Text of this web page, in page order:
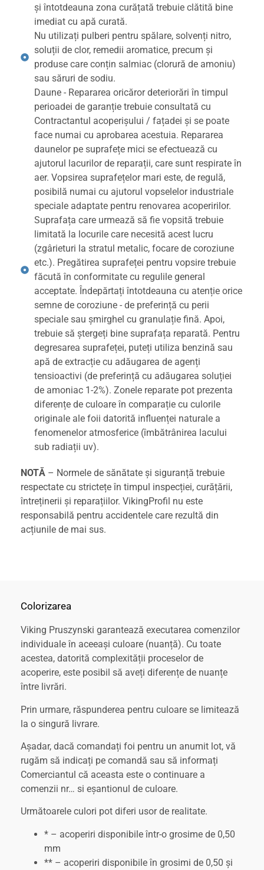
și întotdeauna zona curățată trebuie clătită bine
imediat cu apă curată.
Nu utilizați pulberi pentru spălare, solvenți nitro,
soluții de clor, remedii aromatice, precum și
produse care conțin salmiac (clorură de amoniu)
sau săruri de sodiu.
Daune - Repararea oricăror deteriorări în timpul
perioadei de garanție trebuie consultată cu
Contractantul acoperișului / fațadei și se poate
face numai cu aprobarea acestuia. Repararea
daunelor pe suprafețe mici se efectuează cu
ajutorul lacurilor de reparații, care sunt respirate în
aer. Vopsirea suprafețelor mari este, de regulă,
posibilă numai cu ajutorul vopselelor industriale
speciale adaptate pentru renovarea acoperirilor.
Suprafața care urmează să fie vopsită trebuie
limitată la locurile care necesită acest lucru
(zgârieturi la stratul metalic, focare de coroziune
etc.). Pregătirea suprafeței pentru vopsire trebuie
făcută în conformitate cu regulile general
acceptate. Îndepărtați întotdeauna cu atenție orice
semne de coroziune - de preferință cu perii
speciale sau șmirghel cu granulație fină. Apoi,
trebuie să ștergeți bine suprafața reparată. Pentru
degresarea suprafeței, puteți utiliza benzină sau
apă de extracție cu adăugarea de agenți
tensioactivi (de preferință cu adăugarea soluției
de amoniac 1-2%). Zonele reparate pot prezenta
diferențe de culoare în comparație cu culorile
originale ale foii datorită influenței naturale a
fenomenelor atmosferice (îmbătrânirea lacului
sub radiații uv).
NOTĂ – Normele de sănătate și siguranță trebuie
respectate cu strictețe în timpul inspecției, curățării,
întreținerii și reparațiilor. VikingProfil nu este
responsabilă pentru accidentele care rezultă din
acțiunile de mai sus.
Colorizarea
Viking Pruszynski garantează executarea comenzilor
individuale în aceeași culoare (nuanță). Cu toate
acestea, datorită complexității proceselor de
acoperire, este posibil să aveți diferențe de nuanțe
între livrări.
Prin urmare, răspunderea pentru culoare se limitează
la o singură livrare.
Așadar, dacă comandați foi pentru un anumit lot, vă
rugăm să indicați pe comandă sau să informați
Comerciantul că aceasta este o continuare a
comenzii nr… si eșantionul de culoare.
Următoarele culori pot diferi usor de realitate.
* – acoperiri disponibile într-o grosime de 0,50
mm
** – acoperiri disponibile în grosimi de 0,50 și